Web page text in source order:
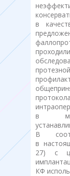
в
в
В
в
27) с
КФ